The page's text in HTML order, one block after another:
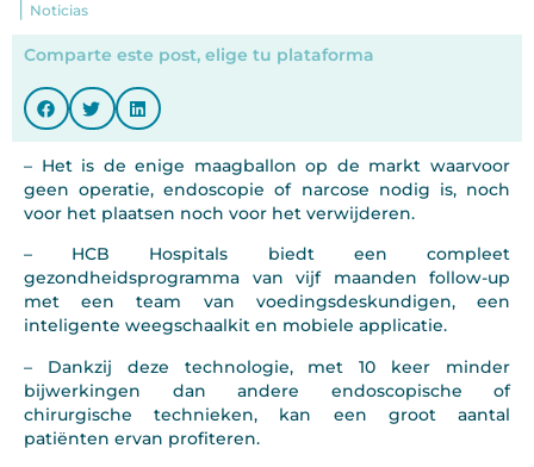
Noticias
Comparte este post, elige tu plataforma
– Het is de enige maagballon op de markt waarvoor
geen operatie, endoscopie of narcose nodig is, noch
voor het plaatsen noch voor het verwijderen.
– HCB Hospitals biedt een compleet
gezondheidsprogramma van vijf maanden follow-up
met een team van voedingsdeskundigen, een
inteligente weegschaalkit en mobiele applicatie.
– Dankzij deze technologie, met 10 keer minder
bijwerkingen dan andere endoscopische of
chirurgische technieken, kan een groot aantal
patiënten ervan profiteren.